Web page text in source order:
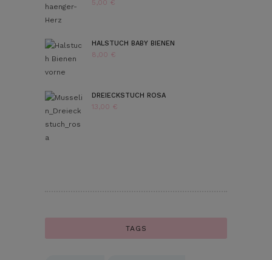
5,00 €
HALSTUCH BABY BIENEN
8,00 €
DREIECKSTUCH ROSA
13,00 €
TAGS